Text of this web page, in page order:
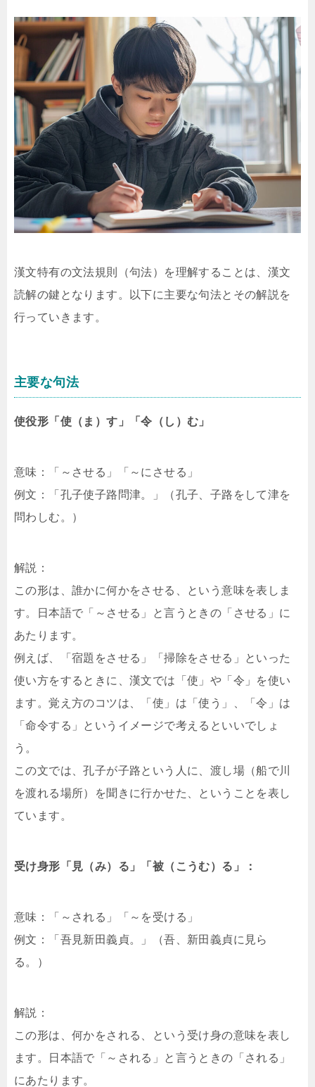
漢文特有の文法規則（句法）を理解することは、漢文
読解の鍵となります。以下に主要な句法とその解説を
行っていきます。
主要な句法
使役形「使（ま）す」「令（し）む」
意味：「～させる」「～にさせる」
例文：「孔子使子路問津。」（孔子、子路をして津を
問わしむ。）
解説：
この形は、誰かに何かをさせる、という意味を表しま
す。日本語で「～させる」と言うときの「させる」に
あたります。
例えば、「宿題をさせる」「掃除をさせる」といった
使い方をするときに、漢文では「使」や「令」を使い
ます。覚え方のコツは、「使」は「使う」、「令」は
「命令する」というイメージで考えるといいでしょ
う。
この文では、孔子が子路という人に、渡し場（船で川
を渡れる場所）を聞きに行かせた、ということを表し
ています。
受け身形「見（み）る」「被（こうむ）る」：
意味：「～される」「～を受ける」
例文：「吾見新田義貞。」（吾、新田義貞に見ら
る。）
解説：
この形は、何かをされる、という受け身の意味を表し
ます。日本語で「～される」と言うときの「される」
にあたります。